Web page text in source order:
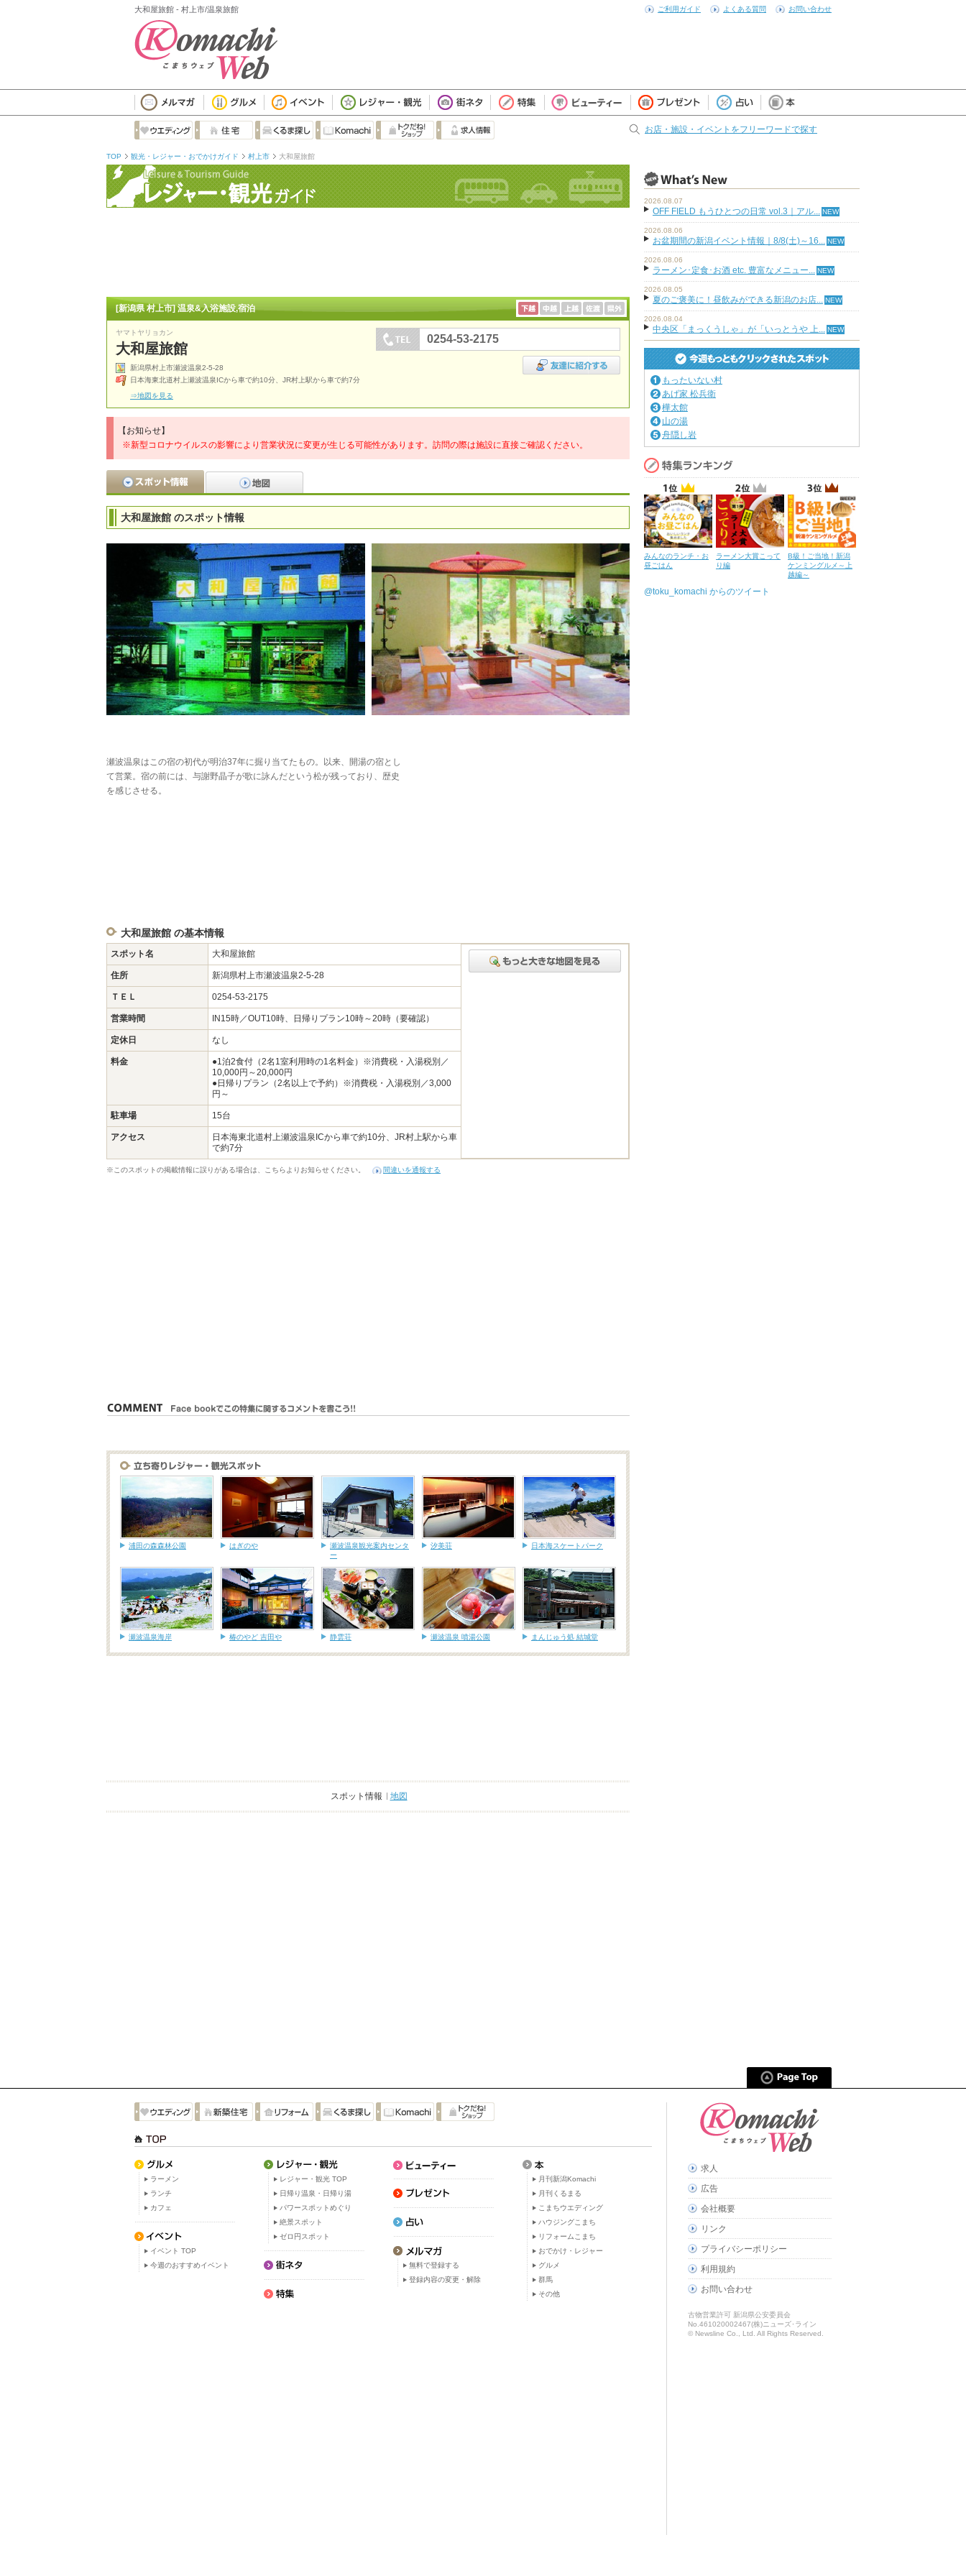
大和屋旅館 - 村上市/温泉旅館 ご利用ガイド よくある質問 お問い合わせ
お店・施設・イベントをフリーワードで探す
TOP 観光・レジャー・おでかけガイド 村上市 大和屋旅館
[新潟県 村上市] 温泉&入浴施設,宿泊
ヤマトヤリョカン
大和屋旅館
新潟県村上市瀬波温泉2-5-28
日本海東北道村上瀬波温泉ICから車で約10分、JR村上駅から車で約7分
⇒地図を見る
0254-53-2175
【お知らせ】
※新型コロナウイルスの影響により営業状況に変更が生じる可能性があります。訪問の際は施設に直接ご確認ください。
大和屋旅館 のスポット情報
瀬波温泉はこの宿の初代が明治37年に掘り当てたもの。以来、開湯の宿とし
て営業。宿の前には、与謝野晶子が歌に詠んだという松が残っており、歴史
を感じさせる。
大和屋旅館 の基本情報
スポット名 大和屋旅館
住所 新潟県村上市瀬波温泉2-5-28
ＴＥＬ 0254-53-2175
営業時間 IN15時／OUT10時、日帰りプラン10時～20時（要確認）
定休日 なし
料金
●1泊2食付（2名1室利用時の1名料金）※消費税・入湯税別／
10,000円～20,000円
●日帰りプラン（2名以上で予約）※消費税・入湯税別／3,000
円～
駐車場 15台
アクセス
日本海東北道村上瀬波温泉ICから車で約10分、JR村上駅から車
で約7分
※このスポットの掲載情報に誤りがある場合は、こちらよりお知らせください。 間違いを通報する
浦田の森森林公園 はぎのや
瀬波温泉観光案内センタ
ー
汐美荘 日本海スケートパーク
瀬波温泉海岸 椿のやど 吉田や 静雲荘 瀬波温泉 噴湯公園 まんじゅう処 結城堂
スポット情報 地図
2026.08.07
OFF FIELD もうひとつの日常 vol.3｜アル...
2026.08.06
お盆期間の新潟イベント情報｜8/8(土)～16...
2026.08.06
ラーメン･定食･お酒 etc. 豊富なメニュー...
2026.08.05
夏のご褒美に！昼飲みができる新潟のお店...
2026.08.04
中央区「まっくうしゃ」が「いっとうや 上...
もったいない村
あげ家 松兵衛
樺太館
山の湯
舟隠し岩
みんなのランチ・お
昼ごはん
ラーメン大賞こって
り編
B級！ご当地！新潟
ケンミングルメ～上
越編～
@toku_komachi からのツイート
ラーメン
ランチ
カフェ
イベント TOP
今週のおすすめイベント
レジャー・観光 TOP
日帰り温泉・日帰り湯
パワースポットめぐり
絶景スポット
ゼロ円スポット
無料で登録する
登録内容の変更・解除
月刊新潟Komachi
月刊くるまる
こまちウエディング
ハウジングこまち
リフォームこまち
おでかけ・レジャー
グルメ
群馬
その他
求人
広告
会社概要
リンク
プライバシーポリシー
利用規約
お問い合わせ
古物営業許可 新潟県公安委員会
No.461020002467(株)ニューズ･ライン
© Newsline Co., Ltd. All Rights Reserved.